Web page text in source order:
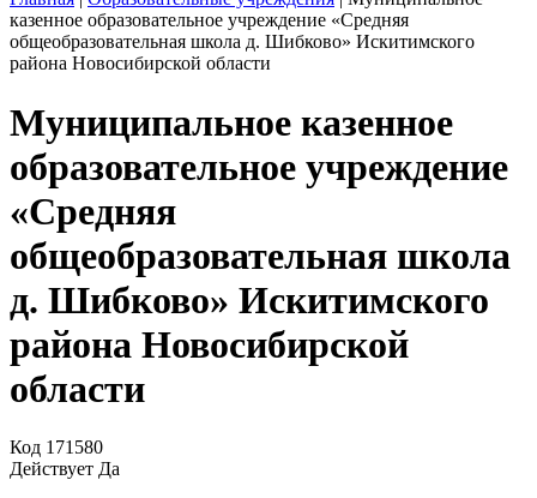
казенное образовательное учреждение «Средняя
общеобразовательная школа д. Шибково» Искитимского
района Новосибирской области
Муниципальное казенное
образовательное учреждение
«Средняя
общеобразовательная школа
д. Шибково» Искитимского
района Новосибирской
области
Код 171580
Действует Да